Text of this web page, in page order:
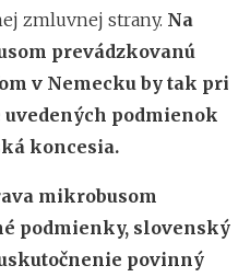
zmluvnej strany. Na
prevádzkovanú
v Nemecku by tak pri
podmienok
koncesia.
mikrobusom
podmienky, slovenský
povinný